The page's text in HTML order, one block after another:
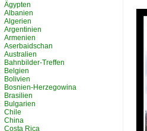
Ägypten
Albanien
Algerien
Argentinien
Armenien
Aserbaidschan
Australien
Bahnbilder-Treffen
Belgien
Bolivien
Bosnien-Herzegowina
Brasilien
Bulgarien
Chile
China
Costa Rica